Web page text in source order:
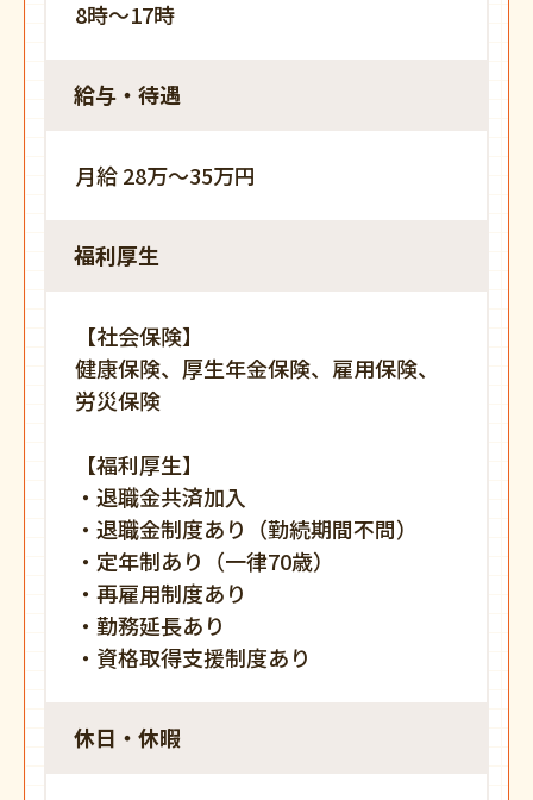
8時〜17時
給与・待遇
月給 28万～35万円
福利厚生
【社会保険】
健康保険、厚生年金保険、雇用保険、
労災保険
【福利厚生】
・退職金共済加入
・退職金制度あり（勤続期間不問）
・定年制あり（一律70歳）
・再雇用制度あり
・勤務延長あり
・資格取得支援制度あり
休日・休暇